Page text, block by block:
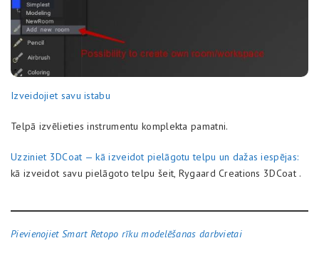
Izveidojiet savu istabu
Telpā izvēlieties instrumentu komplekta pamatni.
Uzziniet 3DCoat — kā izveidot pielāgotu telpu un dažas iespējas:
kā izveidot savu pielāgoto telpu šeit, Rygaard Creations 3DCoat .
Pievienojiet Smart Retopo rīku modelēšanas darbvietai